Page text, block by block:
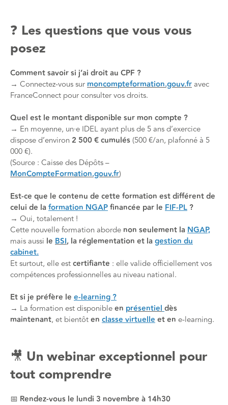
❓ Les questions que vous vous
posez
Comment savoir si j’ai droit au CPF ?
→ Connectez-vous surmoncompteformation.gouv.fravec
FranceConnect pour consulter vos droits.
Quel est le montant disponible sur mon compte ?
→ En moyenne, un·e IDEL ayant plus de 5 ans d’exercice
dispose d’environ 2 500 € cumulés(500 €/an, plafonné à 5
000 €).
(Source : Caisse des Dépôts –
MonCompteFormation.gouv.fr)
Est-ce que le contenu de cette formation est différent de
celui de la formation NGAPfinancée par le FIF-PL ?
→ Oui, totalement !
Cette nouvelle formation aborde non seulement la NGAP,
mais aussi le BSI, la réglementation et la gestion du
cabinet.
Et surtout, elle estcertifiante : elle valide officiellement vos
compétences professionnelles au niveau national.
Et si je préfère le e-learning ?
→ La formation est disponibleen présentieldès
maintenant, et bientôten classe virtuelleet en e-learning.
🎥 Un webinar exceptionnel pour
tout comprendre
📅 Rendez-vous le lundi 3 novembre à 14h30